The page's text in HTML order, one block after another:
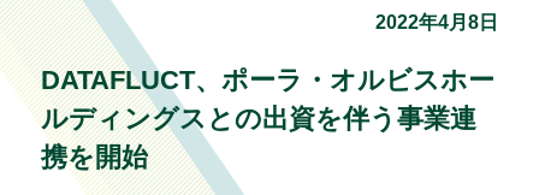
2022年4月8日
DATAFLUCT、ポーラ・オルビスホー
ルディングスとの出資を伴う事業連
携を開始